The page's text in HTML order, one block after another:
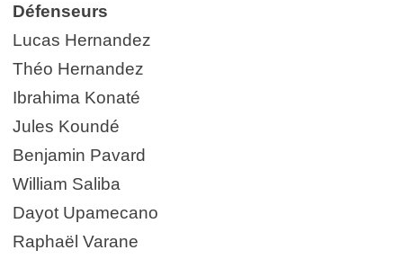
Défenseurs
Lucas Hernandez
Théo Hernandez
Ibrahima Konaté
Jules Koundé
Benjamin Pavard
William Saliba
Dayot Upamecano
Raphaël Varane